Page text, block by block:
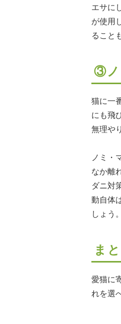
エサに
が使用
ること
③ノ
猫に一
にも飛
無理や
ノミ・
なか離
ダニ対
動自体
しょう。
ま
愛猫に
れを選